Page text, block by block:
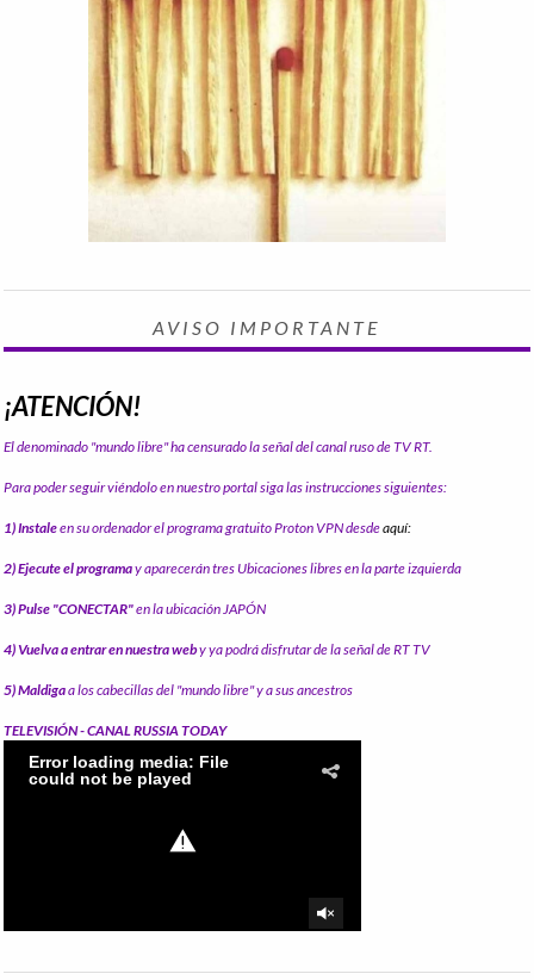
AVISO IMPORTANTE
¡ATENCIÓN!
El denominado "mundo libre" ha censurado la señal del canal ruso de TV RT.
Para poder seguir viéndolo en nuestro portal siga las instrucciones siguientes:
1) Instaleen su ordenador el programa gratuito Proton VPN desdeaquí:
2) Ejecute el programay aparecerán tres Ubicaciones libres en la parte izquierda
3) Pulse "CONECTAR"en la ubicación JAPÓN
4) Vuelva a entrar en nuestra weby ya podrá disfrutar de la señal de RT TV
5) Maldigaa los cabecillas del "mundo libre" y a sus ancestros
TELEVISIÓN - CANAL RUSSIA TODAY